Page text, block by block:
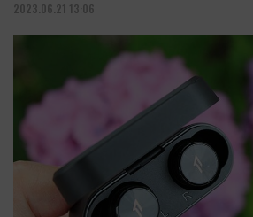
2023.06.21 13:06